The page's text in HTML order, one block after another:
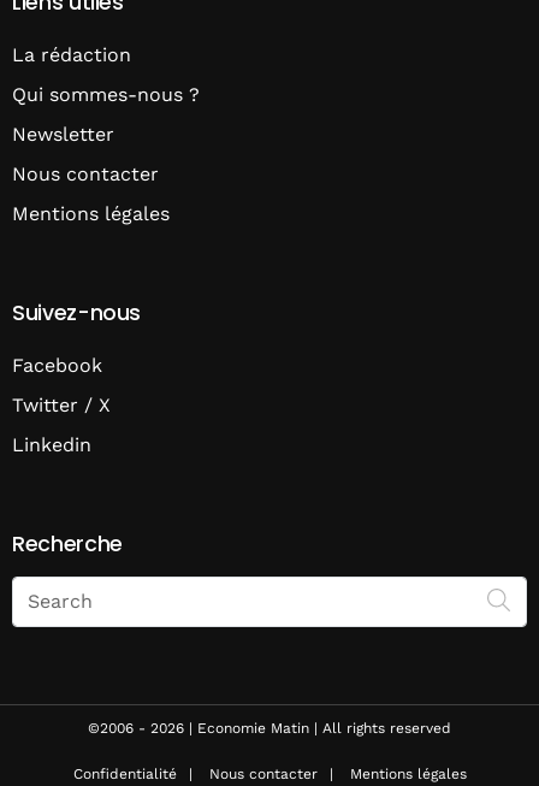
La rédaction
Qui sommes-nous ?
Newsletter
Nous contacter
Mentions légales
Suivez-nous
Facebook
Twitter / X
Linkedin
Recherche
Search
on
Economie
©2006 - 2026 | Economie Matin | All rights reserved
Confidentialité Nous contacter Mentions légales